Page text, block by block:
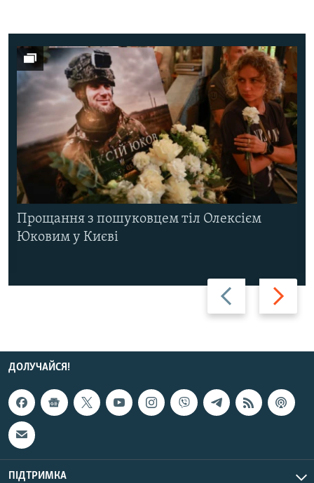
Назад Вперед
Прощання з пошуковцем тіл Олексієм
Юковим у Києві
ДОЛУЧАЙСЯ!
ПІДТРИМКА